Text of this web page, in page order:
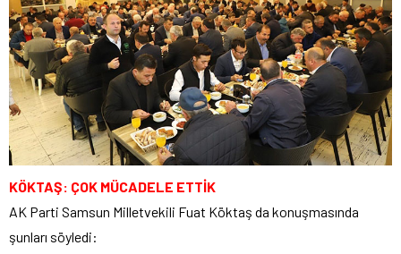
KÖKTAŞ: ÇOK MÜCADELE ETTİK
AK Parti Samsun Milletvekili Fuat Köktaş da konuşmasında
şunları söyledi: